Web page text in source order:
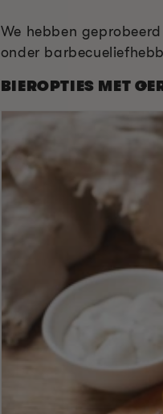
We hebben
onder
BIEROPTIES MET